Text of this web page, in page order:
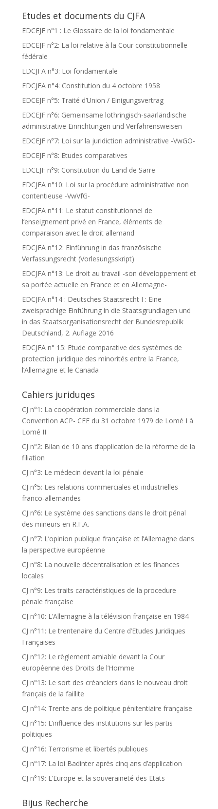
Etudes et documents du CJFA
EDCEJF n°1 : Le Glossaire de la loi fondamentale
EDCEJF n°2: La loi relative à la Cour constitutionnelle
fédérale
EDCJFA n°3: Loi fondamentale
EDCJFA n°4: Constitution du 4 octobre 1958
EDCEJF n°5: Traité d’Union / Einigungsvertrag
EDCEJF n°6: Gemeinsame lothringisch-saarländische
administrative Einrichtungen und Verfahrensweisen
EDCEJF n°7: Loi sur la juridiction administrative -VwGO-
EDCEJF n°8: Etudes comparatives
EDCEJF n°9: Constitution du Land de Sarre
EDCJFA n°10: Loi sur la procédure administrative non
contentieuse -VwVfG-
EDCJFA n°11: Le statut constitutionnel de
l’enseignement privé en France, éléments de
comparaison avec le droit allemand
EDCJFA n°12: Einführung in das französische
Verfassungsrecht (Vorlesungsskript)
EDCJFA n°13: Le droit au travail -son développement et
sa portée actuelle en France et en Allemagne-
EDCJFA n°14 : Deutsches Staatsrecht I : Eine
zweisprachige Einführung in die Staatsgrundlagen und
in das Staatsorganisationsrecht der Bundesrepublik
Deutschland, 2. Auflage 2016
EDCJFA n° 15: Etude comparative des systèmes de
protection juridique des minorités entre la France,
l’Allemagne et le Canada
Cahiers juriduqes
CJ n°1: La coopération commerciale dans la
Convention ACP- CEE du 31 octobre 1979 de Lomé I à
Lomé II
CJ n°2: Bilan de 10 ans d’application de la réforme de la
filiation
CJ n°3: Le médecin devant la loi pénale
CJ n°5: Les relations commerciales et industrielles
franco-allemandes
CJ n°6: Le système des sanctions dans le droit pénal
des mineurs en R.F.A.
CJ n°7: L’opinion publique française et l’Allemagne dans
la perspective européenne
CJ n°8: La nouvelle décentralisation et les finances
locales
CJ n°9: Les traits caractéristiques de la procedure
pénale française
CJ n°10: L’Allemagne à la télévision française en 1984
CJ n°11: Le trentenaire du Centre d’Etudes Juridiques
Françaises
CJ n°12: Le règlement amiable devant la Cour
européenne des Droits de l’Homme
CJ n°13: Le sort des créanciers dans le nouveau droit
français de la faillite
CJ n°14: Trente ans de politique pénitentiaire française
CJ n°15: L’influence des institutions sur les partis
politiques
CJ n°16: Terrorisme et libertés publiques
CJ n°17: La loi Badinter après cinq ans d’application
CJ n°19: L’Europe et la souveraineté des Etats
Bijus Recherche